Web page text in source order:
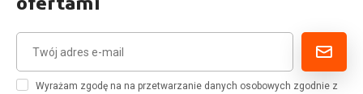
ofertami
Wyrażam zgodę na na przetwarzanie danych osobowych zgodnie z